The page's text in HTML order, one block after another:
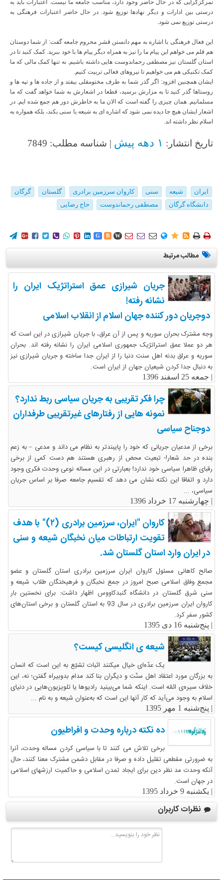
تمرکزگرایی که در حال حاضر وجود دارد، مناسب جامعه ما نیست. اعتبارات باید به
درستی بین ادارات و دیگر نهادها توزیع شود. در حال حاضر اعتبارات فرهنگی به
درستی توزیع نمی شود.
این فعال فرهنگی با اشاره به مهم دانستن قشر محروم جامعه گفت: از شما دوستان
هم قلم می خواهم این پیام ما را نیز به همراه دیگر پیام ها با خود ببرید. کمک کنید تا در
استان گلستان نیز مصطفی رحماندوست هایی داشته باشیم. نه تنها کمک مالی که ما
کمک تکنیکی هم می خواهیم تا نیروهای فعالی تربیت کنیم.
ایشان همچنین افزود: اگر گذر شما به طرف مختومقلی بیفتد و از جاده ها و تپه ها و
روستاها گذر کنید تا به مزارش برسید، قطعا در اشعارش به شما خواهد گفت که ما
مسلمانیم. همان چیزی را گفته است که الان ما به خاطرش دور هم جمع شده ایم. در
اشعار ایشان هیچ جا دیده نمی شود که اشاره ای به شیعه یا سنی بکند، بلکه همواره به
اسلام نظر داشته اند.
تاریخ انتشار: ۱ دهه پیش | شناسه مطلب: 7849
ایران شیعه سنی کاروان سرزمین برادری گلستان
گرگان
دانشگاه گرگان
مصطفی رحماندوست حاج رضایی
        G B W        
مطالب مرتبط
جریان شیرازی عمق استراتژیک ایران را
نشانه رفته!
دوجریان دور کننده جهان اسلام از انقلاب اسلامی
وجه مشترک بحران سوریه و پس از آن عراق، با جریان شیرازی در این است که
هر دو عملا عمق استراتژیک جمهوری اسلامی ایران را نشانه رفته اند. بحران
سوریه و عراق بدنه اهل سنت دنیا را از ایران جدا ساخته و جریان شیرازی نیز
به دنبال جدا کردن شیعیان جهان از ایران است.
| جمعه 25 اسفند 1396
چرا فکر تقریبی به جریان سیاسی ربط ندارد؟
نمونه هایی از رفتارهای غیرتقریبی طرفداران
دوجناح سیاسی
برخی از مدعیان جریانی که خود را پایبندتر به نظام می داند و مدعی – به زعم
بنده در حد شعار!- تبعیت محض از رهبری هستند هم دست کمی از برخی
رقبای ظاهرا سیاسی خود ندارد! بعبارتی در این مساله نوعی وحدت فکری وجود
دارد و اتفاقا این نکته نشان می دهد که تقسیم جامعه صرفا بر اساس جریان
سیاسی، ...
| چهارشنبه 17 خرداد 1396
کاروان "ایران، سرزمین برادری (۲)" با هدف
تقویت ارتباطات میان نخبگان شیعه و سنی
در ایران وارد استان گلستان شد.
صالح کاهانی مسئول کاروان ایران سرزمین برادری استان گلستان و عضو
مجمع وفاق اسلامی صبح امروز در جمع نخبگان و فرهیختگان طلاب شیعه و
سنی شرق گلستان در دانشگاه گنبدکاووس اظهار داشت: برای نخستین بار
کاروان ایران سرزمین برادری در سال 93 به استان گلستان و برخی استان‌های
کشور سفر کرد.
| پنج‌شنبه 16 دی 1395
شیعه ی انگلیسی کیست؟
یک عدّه‌ای خیال میکنند اثبات تشیّع به این است که انسان
به بزرگان مورد اعتقاد اهل سنّت و دیگران بنا کند مدام بدوبیراه گفتن؛ نه، این
خلاف سیره‌ی ائمّه است. اینکه شما می‌بینید رادیوها یا تلویزیون‌هایی در دنیای
اسلام به وجود می‌آید که کار آنها این است که به‌عنوان شیعه و به نام ...
| پنج‌شنبه 1 مهر 1395
ده نکته درباره وحدت و افراطیون
برخی تلاش می کنند تا با سیاسی کردن مساله وحدت، آنرا
به ضرورتی مقطعی تقلیل داده و صرفا در مقابل دشمن مشترک معنا کنند، حال
آنکه وحدت مد نظر دین برای ایجاد تمدن اسلامی و حاکمیت ارزشهای اسلامی
در جهان است.
| یکشنبه 9 خرداد 1395
نظرات کاربران